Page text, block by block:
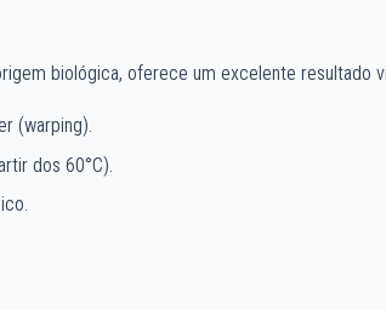
biológica, oferece um excelente resultado
(warping).
dos 60°C).